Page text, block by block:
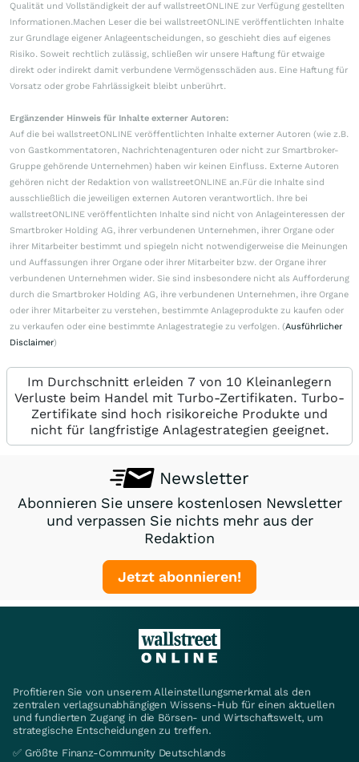
Qualität und Vollständigkeit der auf wallstreetONLINE zur Verfügung gestellten
Informationen.Machen Leser die bei wallstreetONLINE veröffentlichten Inhalte
zur Grundlage eigener Anlageentscheidungen, so geschieht dies auf eigenes
Risiko. Soweit rechtlich zulässig, schließen wir unsere Haftung für etwaige
direkt oder indirekt damit verbundene Vermögensschäden aus. Eine Haftung für
Vorsatz oder grobe Fahrlässigkeit bleibt unberührt.
Ergänzender Hinweis für Inhalte externer Autoren:
Auf die bei wallstreetONLINE veröffentlichten Inhalte externer Autoren (wie z.B.
von Gastkommentatoren, Nachrichtenagenturen oder nicht zur Smartbroker-
Gruppe gehörende Unternehmen) haben wir keinen Einfluss. Externe Autoren
gehören nicht der Redaktion von wallstreetONLINE an.Für die Inhalte sind
ausschließlich die jeweiligen externen Autoren verantwortlich. Ihre bei
wallstreetONLINE veröffentlichten Inhalte sind nicht von Anlageinteressen der
Smartbroker Holding AG, ihrer verbundenen Unternehmen, ihrer Organe oder
ihrer Mitarbeiter bestimmt und spiegeln nicht notwendigerweise die Meinungen
und Auffassungen ihrer Organe oder ihrer Mitarbeiter bzw. der Organe ihrer
verbundenen Unternehmen wider. Sie sind insbesondere nicht als Aufforderung
durch die Smartbroker Holding AG, ihre verbundenen Unternehmen, ihre Organe
oder ihrer Mitarbeiter zu verstehen, bestimmte Anlageprodukte zu kaufen oder
zu verkaufen oder eine bestimmte Anlagestrategie zu verfolgen. (Ausführlicher
Disclaimer)
Im Durchschnitt erleiden 7 von 10 Kleinanlegern
Verluste beim Handel mit Turbo-Zertifikaten. Turbo-
Zertifikate sind hoch risikoreiche Produkte und
nicht für langfristige Anlagestrategien geeignet.
Newsletter
Abonnieren Sie unsere kostenlosen Newsletter
und verpassen Sie nichts mehr aus der
Redaktion
Jetzt abonnieren!
Profitieren Sie von unserem Alleinstellungsmerkmal als den
zentralen verlagsunabhängigen Wissens-Hub für einen aktuellen
und fundierten Zugang in die Börsen- und Wirtschaftswelt, um
strategische Entscheidungen zu treffen.
✅ Größte Finanz-Community Deutschlands